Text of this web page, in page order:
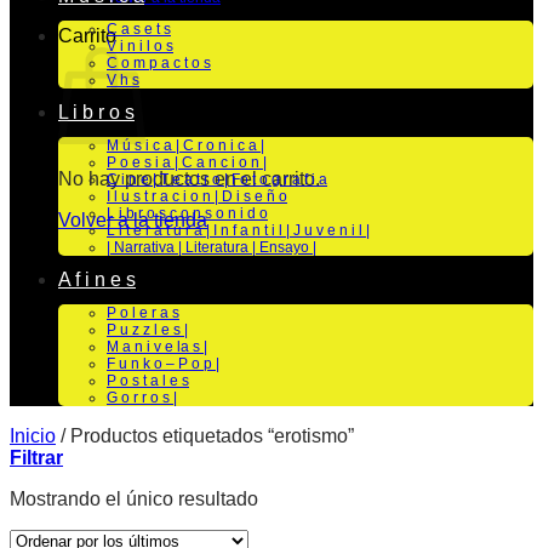
Carrito
No hay productos en el carrito.
Volver a la tienda
C a s e t s
V i n i l o s
C o m p a c t o s
V h s
L i b r o s
M ú s i c a | C r o n i c a |
P o e s i a | C a n c i o n |
C i n e | T e a t r o | Fo t o g r a f i a
I l u s t r a c i o n | D i s e ñ o
L i b r o s c o n s o n i d o
L i t e r a t u r a | I n f a n t i l | J u v e n i l |
| Narrativa | Literatura | Ensayo |
A f i n e s
P o l e r a s
P u z z l e s |
M a n i v e la s |
F u n k o – P o p |
P o s t a l e s
G o r r o s |
Inicio /Productos etiquetados “erotismo”
Filtrar
Mostrando el único resultado